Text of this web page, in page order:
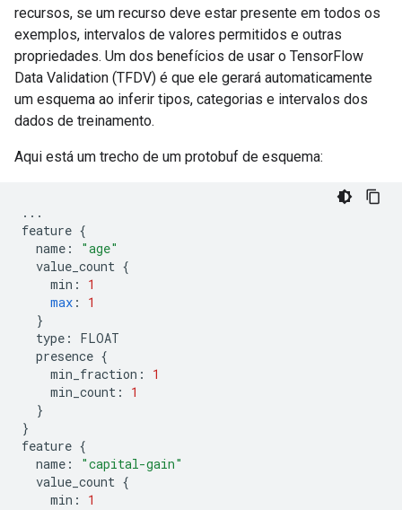
recursos, se um recurso deve estar presente em todos os
exemplos, intervalos de valores permitidos e outras
propriedades. Um dos benefícios de usar o TensorFlow
Data Validation (TFDV) é que ele gerará automaticamente
um esquema ao inferir tipos, categorias e intervalos dos
dados de treinamento.
Aqui está um trecho de um protobuf de esquema:
...
feature {
name :
"age"
value_count {
min :
1
max :
1
}
type :
FLOAT
presence {
min_fraction :
1
min_count :
1
}
}
feature {
name :
"capital-gain"
value_count {
min :
1